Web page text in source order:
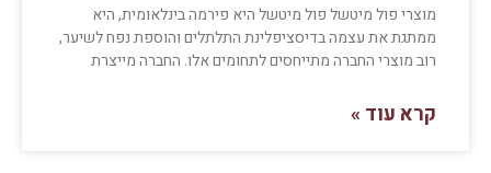
מוצרי פול מיטשל פול מיטשל היא פירמה בינלאומית, היא
ממתגת את עצמה בדיסציפלינת התלתלים והוספת נפח לשיער,
רוב מוצרי החברה מתייחסים לתחומים אלו. החברה מייצרת
קרא עוד »